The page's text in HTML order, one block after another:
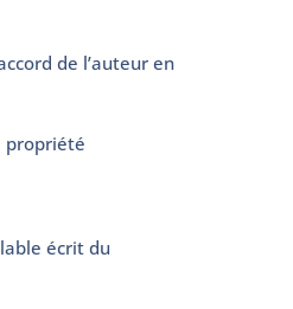
de l’auteur en
propriété
écrit du